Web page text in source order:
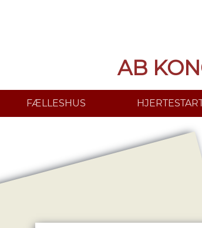
AB
FÆLLESHUS